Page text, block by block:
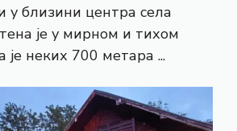
у близини центра села
је у мирном и тихом
је неких 700 метара ...